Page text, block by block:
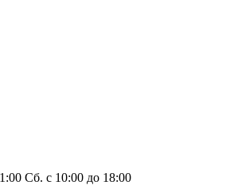
Сб. с 10:00 до 18:00